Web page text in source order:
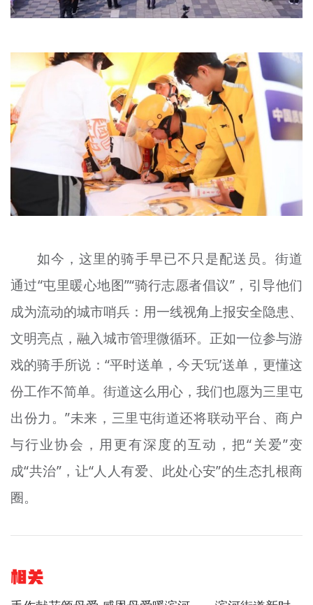
如今，这里的骑手早已不只是配送员。街道
通过“屯里暖心地图”“骑行志愿者倡议”，引导他们
成为流动的城市哨兵：用一线视角上报安全隐患、
文明亮点，融入城市管理微循环。正如一位参与游
戏的骑手所说：“平时送单，今天‘玩’送单，更懂这
份工作不简单。街道这么用心，我们也愿为三里屯
出份力。”未来，三里屯街道还将联动平台、商户
与行业协会，用更有深度的互动，把“关爱”变
成“共治”，让“人人有爱、此处心安”的生态扎根商
圈。
相关